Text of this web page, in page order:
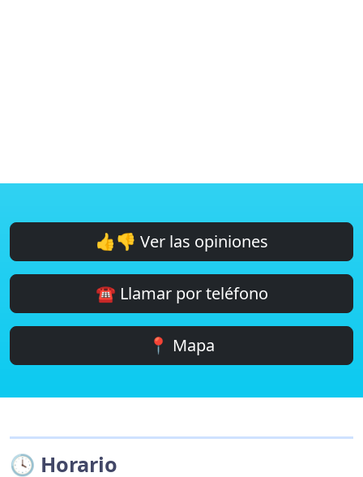
👍👎 Ver las opiniones
☎️ Llamar por teléfono
📍 Mapa
🕓 Horario